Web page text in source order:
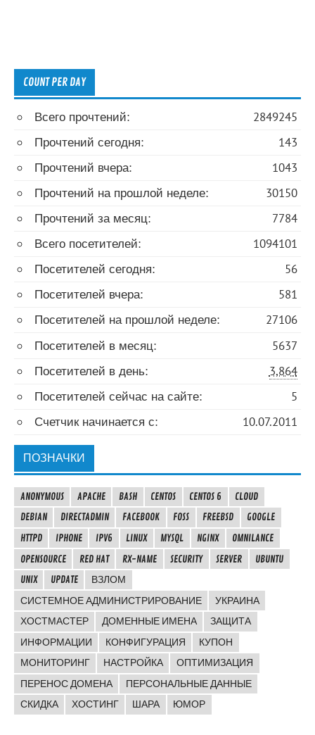
COUNT PER DAY
2849245
Всего прочтений:
143
Прочтений сегодня:
1043
Прочтений вчера:
30150
Прочтений на прошлой неделе:
7784
Прочтений за месяц:
1094101
Всего посетителей:
56
Посетителей сегодня:
581
Посетителей вчера:
27106
Посетителей на прошлой неделе:
5637
Посетителей в месяц:
3,864
Посетителей в день:
5
Посетителей сейчас на сайте:
10.07.2011
Счетчик начинается с:
ПОЗНАЧКИ
ANONYMOUS APACHE BASH CENTOS CENTOS 6
CLOUD
DEBIAN
DIRECTADMIN FACEBOOK FOSS FREEBSD
GOOGLE
HTTPD
IPHONE IPV6 LINUX MYSQL NGINX
OMNILANCE
OPENSOURCE
RED HAT RX-NAME SECURITY SERVER
UBUNTU
UNIX
UPDATE
ВЗЛОМ
СИСТЕМНОЕ АДМИНИСТРИРОВАНИЕ
УКРАИНА
ХОСТМАСТЕР
ДОМЕННЫЕ ИМЕНА
ЗАЩИТА
ИНФОРМАЦИИ
КОНФИГУРАЦИЯ
КУПОН
МОНИТОРИНГ
НАСТРОЙКА
ОПТИМИЗАЦИЯ
ПЕРЕНОС ДОМЕНА
ПЕРСОНАЛЬНЫЕ ДАННЫЕ
СКИДКА
ХОСТИНГ ШАРА ЮМОР